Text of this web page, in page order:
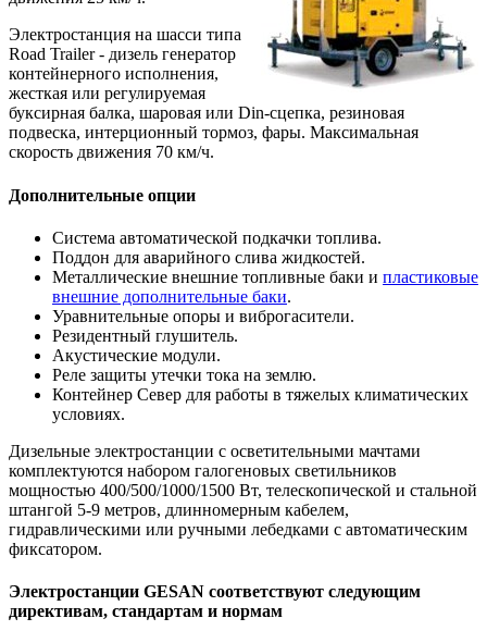
Электростанция на шасси типа
Road Trailer - дизель генератор
контейнерного исполнения,
жесткая или регулируемая
буксирная балка, шаровая или Din-сцепка, резиновая
подвеска, интерционный тормоз, фары. Максимальная
скорость движения 70 км/ч.
Дополнительные опции
Система автоматической подкачки топлива.
Поддон для аварийного слива жидкостей.
Металлические внешние топливные баки и пластиковые
внешние дополнительные баки.
Уравнительные опоры и виброгасители.
Резидентный глушитель.
Акустические модули.
Реле защиты утечки тока на землю.
Контейнер Север для работы в тяжелых климатических
условиях.
Дизельные электростанции с осветительными мачтами
комплектуются набором галогеновых светильников
мощностью 400/500/1000/1500 Вт, телескопической и стальной
штангой 5-9 метров, длинномерным кабелем,
гидравлическими или ручными лебедками с автоматическим
фиксатором.
Электростанции GESAN соответствуют следующим
директивам, стандартам и нормам